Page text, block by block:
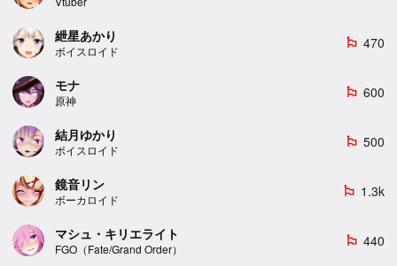
紲星あかり
ボイスロイド
emoji_flags 470
モナ
原神
emoji_flags 600
結月ゆかり
ボイスロイド
emoji_flags 500
鏡音リン
ボーカロイド
emoji_flags 1.3k
マシュ・キリエライト
FGO（Fate/Grand Order）
emoji_flags 440